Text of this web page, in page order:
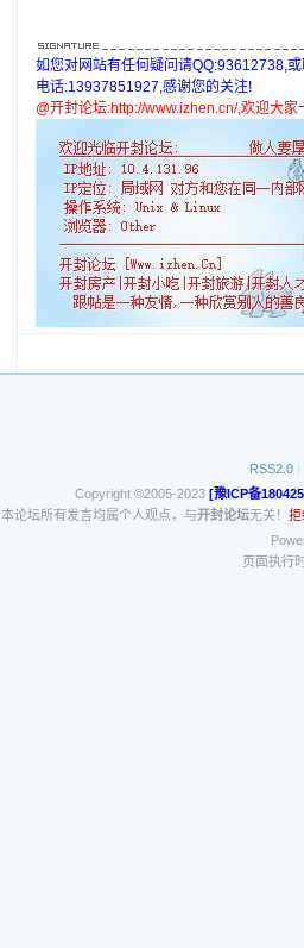
如您对网站有任何疑问请QQ:93612738,
电话:13937851927,感谢您的关注!
@开封论坛:http://www.izhen.cn/,欢迎大家
RSS2.0 |
Copyright ©2005-2023 [豫ICP备
本论坛所有发言均属个人观点，与开封论坛无关！ 拒
页面执行